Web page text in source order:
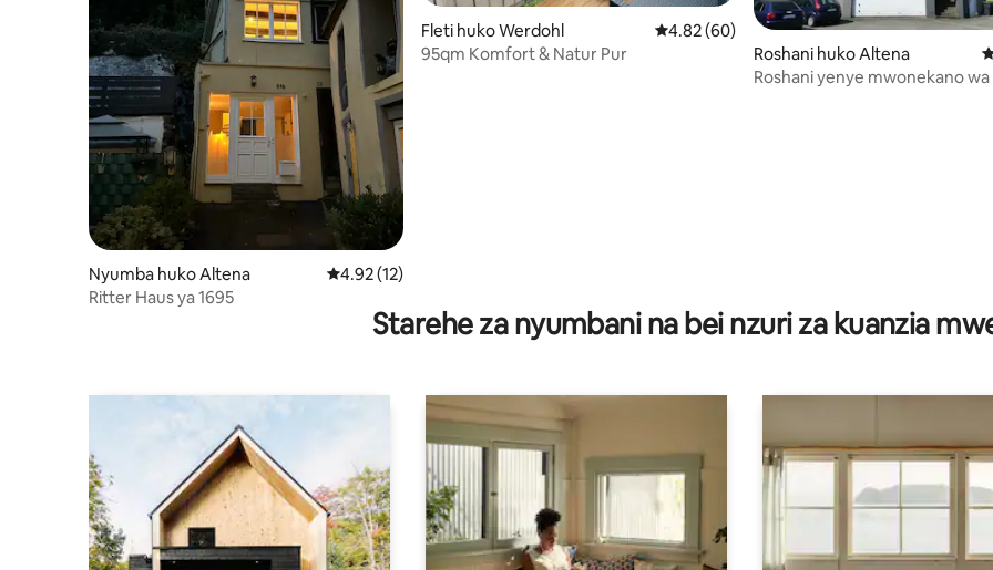
Nyumba huko Altena Ukadiriaji wa wastani wa 4.92 kati ya 5, tathmini 12
4.92 (12)
Ritter Haus ya 1695
Fleti huko Werdohl Ukadiriaji wa wastani wa 4.82 kati ya 5,
4.82 (60)
95qm Komfort & Natur Pur
Roshani huko Altena
Roshani yenye mwonekano wa
Starehe za nyumbani na bei nzuri za kuanzia